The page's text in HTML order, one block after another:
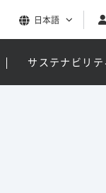
日本語
サステナビリテ